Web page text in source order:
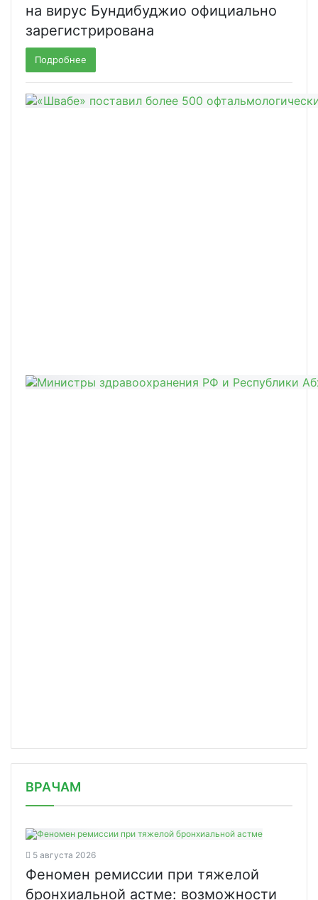
на вирус Бундибуджио официально
зарегистрирована
Подробнее
ВРАЧАМ
5 августа 2026
Феномен ремиссии при тяжелой
бронхиальной астме: возможности